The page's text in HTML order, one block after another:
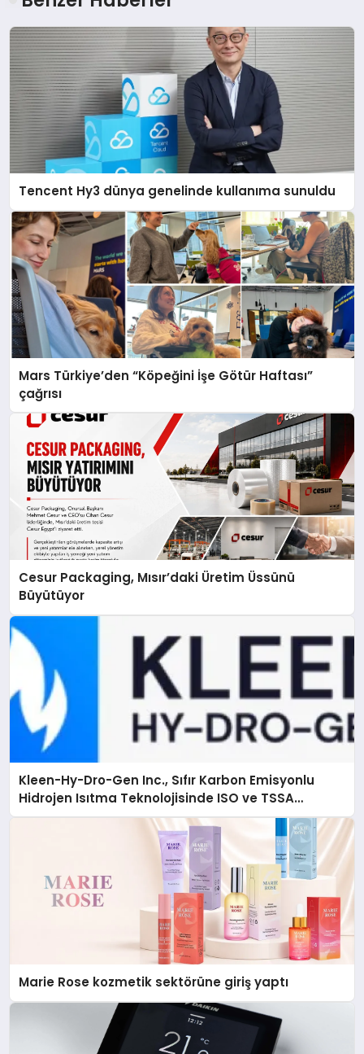
Tencent Hy3 dünya genelinde kullanıma sunuldu
Mars Türkiye’den “Köpeğini İşe Götür Haftası”
çağrısı
Cesur Packaging, Mısır’daki Üretim Üssünü
Büyütüyor
Kleen-Hy-Dro-Gen Inc., Sıfır Karbon Emisyonlu
Hidrojen Isıtma Teknolojisinde ISO ve TSSA
Düzenleyici Onaylarını Aldı
Marie Rose kozmetik sektörüne giriş yaptı